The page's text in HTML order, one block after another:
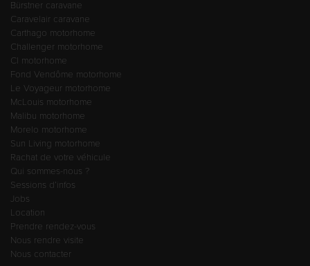
Bürstner caravane
Caravelair caravane
Carthago motorhome
Challenger motorhome
CI motorhome
Fond Vendôme motorhome
Le Voyageur motorhome
McLouis motorhome
Malibu motorhome
Morelo motorhome
Sun Living motorhome
Rachat de votre véhicule
Qui sommes-nous ?
Sessions d’infos
Jobs
Location
Prendre rendez-vous
Nous rendre visite
Nous contacter